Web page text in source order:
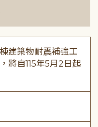
建築物耐震補強工
將自115年5月2日起